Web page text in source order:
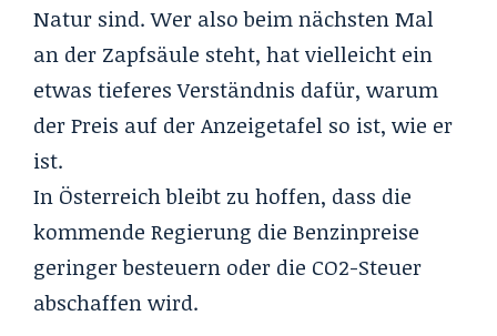
Natur sind. Wer also beim nächsten Mal
an der Zapfsäule steht, hat vielleicht ein
etwas tieferes Verständnis dafür, warum
der Preis auf der Anzeigetafel so ist, wie er
ist.
In Österreich bleibt zu hoffen, dass die
kommende Regierung die Benzinpreise
geringer besteuern oder die CO2-Steuer
abschaffen wird.